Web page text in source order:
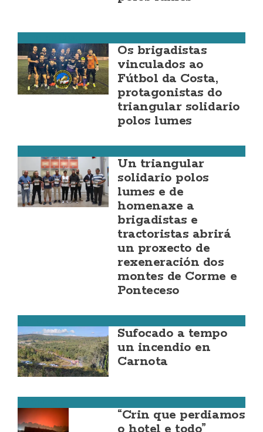
Os brigadistas
vinculados ao
Fútbol da Costa,
protagonistas do
triangular solidario
polos lumes
Un triangular
solidario polos
lumes e de
homenaxe a
brigadistas e
tractoristas abrirá
un proxecto de
rexeneración dos
montes de Corme e
Ponteceso
Sufocado a tempo
un incendio en
Carnota
“Crin que perdiamos